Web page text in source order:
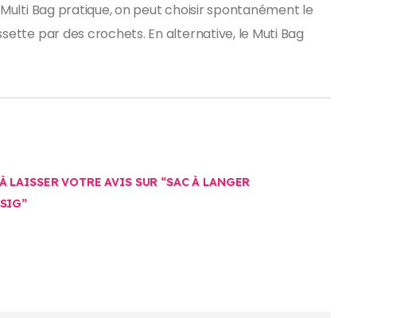
Bag pratique, on peut choisir spontanément le
par des crochets. En alternative, le Muti Bag
LAISSER VOTRE AVIS SUR “SAC À LANGER